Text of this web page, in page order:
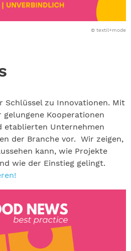
© textil+mode
Schlüssel zu Innovationen. Mit
Kooperationen
etablierten Unternehmen
der Branche vor. Wir zeigen,
kann, wie Projekte
wie der Einstieg gelingt.